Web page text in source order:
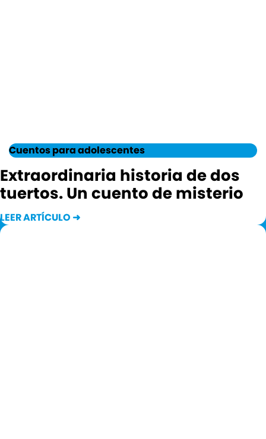
Cuentos para adolescentes
Extraordinaria historia de dos
tuertos. Un cuento de misterio
LEER ARTÍCULO ➜